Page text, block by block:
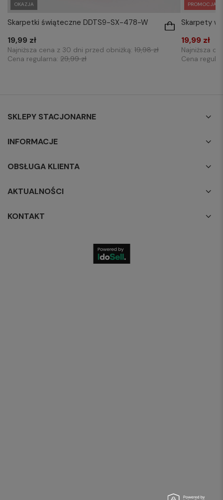
OKAZJA
Skarpetki świąteczne DDTS9-SX-478-W
19,99 zł
Najniższa cena z 30 dni przed obniżką: 19,98 zł
Cena regularna: 29,99 zł
PROMOCJA
Skarpety
19,99 zł
Najniższa
Cena
SKLEPY STACJONARNE
INFORMACJE
OBSŁUGA KLIENTA
AKTUALNOŚCI
KONTAKT